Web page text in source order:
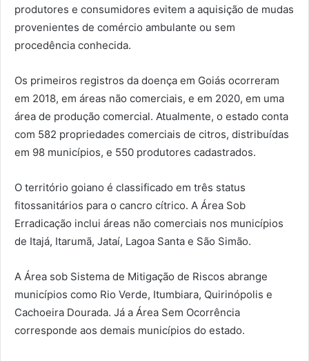
produtores e consumidores evitem a aquisição de mudas
provenientes de comércio ambulante ou sem
procedência conhecida.
Os primeiros registros da doença em Goiás ocorreram
em 2018, em áreas não comerciais, e em 2020, em uma
área de produção comercial. Atualmente, o estado conta
com 582 propriedades comerciais de citros, distribuídas
em 98 municípios, e 550 produtores cadastrados.
O território goiano é classificado em três status
fitossanitários para o cancro cítrico. A Área Sob
Erradicação inclui áreas não comerciais nos municípios
de Itajá, Itarumã, Jataí, Lagoa Santa e São Simão.
A Área sob Sistema de Mitigação de Riscos abrange
municípios como Rio Verde, Itumbiara, Quirinópolis e
Cachoeira Dourada. Já a Área Sem Ocorrência
corresponde aos demais municípios do estado.